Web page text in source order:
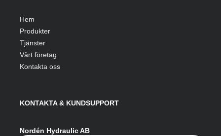
Hem
Produkter
Tjänster
Vårt företag
Kontakta oss
KONTAKTA & KUNDSUPPORT
Nordén Hydraulic AB